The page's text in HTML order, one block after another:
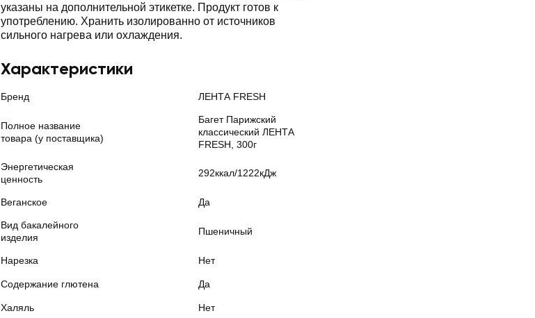
указаны на дополнительной этикетке. Продукт готов к
употреблению. Хранить изолированно от источников
сильного нагрева или охлаждения.
Характеристики
Бренд ЛЕНТА FRESH
Полное название
товара (у поставщика)
Багет Парижский
классический ЛЕНТА
FRESH, 300г
Энергетическая
ценность
292ккал/1222кДж
Веганское Да
Вид бакалейного
изделия
Пшеничный
Нарезка Нет
Содержание глютена Да
Халяль Нет